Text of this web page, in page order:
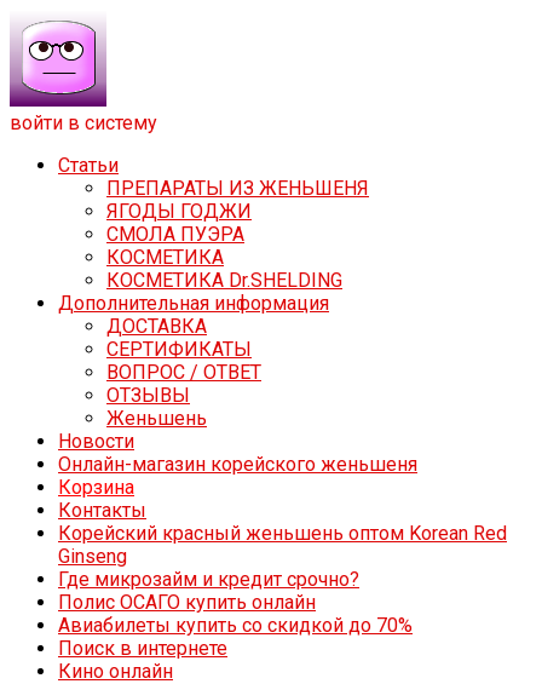
войти в систему
Статьи
ПРЕПАРАТЫ ИЗ ЖЕНЬШЕНЯ
ЯГОДЫ ГОДЖИ
СМОЛА ПУЭРА
КОСМЕТИКА
КОСМЕТИКА Dr.SHELDING
Дополнительная информация
ДОСТАВКА
СЕРТИФИКАТЫ
ВОПРОС / ОТВЕТ
ОТЗЫВЫ
Женьшень
Новости
Онлайн-магазин корейского женьшеня
Корзина
Контакты
Корейский красный женьшень оптом Korean Red
Ginseng
Где микрозайм и кредит срочно?
Полис ОСАГО купить онлайн
Авиабилеты купить со скидкой до 70%
Поиск в интернете
Кино онлайн